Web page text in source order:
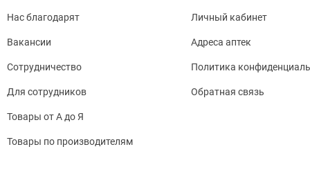
у
Нас благодарят
Вакансии
Сотрудничество
Для сотрудников
Товары от А до Я
Товары по производителям
Личный кабинет
Адреса аптек
Политика
Обратная связь